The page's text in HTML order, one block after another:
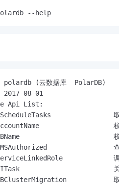
--help
polardb (云数据库  PolarDB)
08-01
Api List:
取
校
校
查
调
取